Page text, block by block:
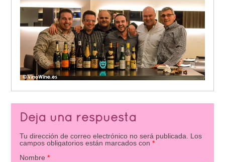
Deja una respuesta
Tu dirección de correo electrónico no será publicada.
Los
campos obligatorios están marcados con *
Nombre *